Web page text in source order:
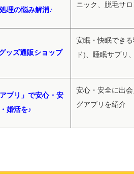
理の悩み解消♪
ニック、脱毛サ
ッズ通販ショップ
安眠・快眠でき
ド)、睡眠サプリ
プリ」で安心・安
婚活を♪
安心・安全に出
グアプリを紹介